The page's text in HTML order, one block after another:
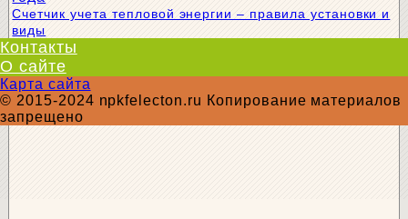
Счетчик учета тепловой энергии – правила установки и
виды
Контакты
О сайте
Карта сайта
© 2015-2024 npkfelecton.ru Копирование материалов
запрещено